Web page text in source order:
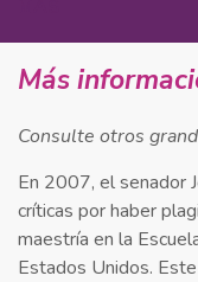
Más
Consulte otros
En 2007, el senador
críticas por haber
maestría en la
Estados Unidos.